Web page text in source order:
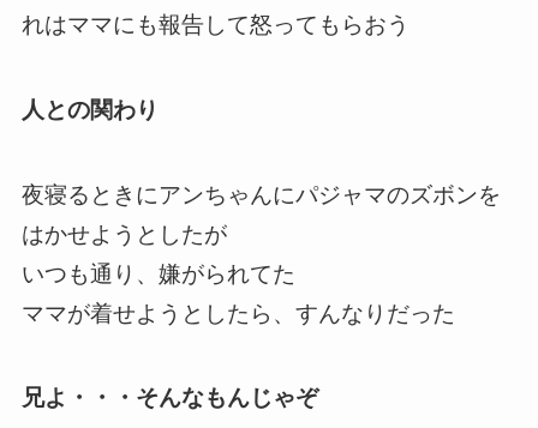
れはママにも報告して怒ってもらおう
人との関わり
夜寝るときにアンちゃんにパジャマのズボンを
はかせようとしたが
いつも通り、嫌がられてた
ママが着せようとしたら、すんなりだった
兄よ・・・そんなもんじゃぞ